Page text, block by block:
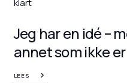
Jeg har en idé –
annet som ikke
LEES